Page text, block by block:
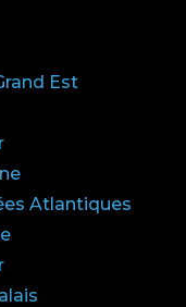
Est
Atlantiques